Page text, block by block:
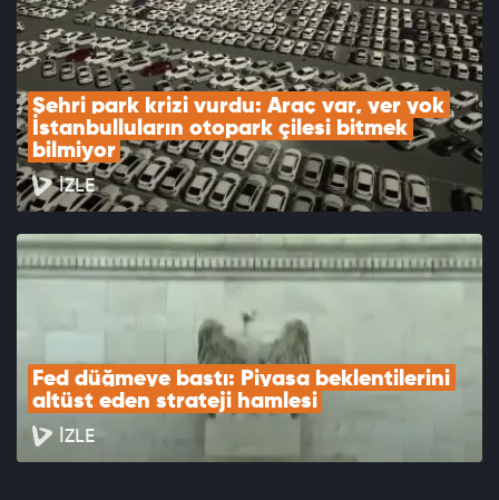
Şehri park krizi vurdu: Araç var, yer yok
İstanbulluların otopark çilesi bitmek
bilmiyor
İZLE
Fed düğmeye bastı: Piyasa beklentilerini
altüst eden strateji hamlesi
İZLE